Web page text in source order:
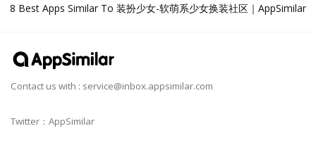
8 Best Apps Similar To 装扮少女-软萌系少女换装社区｜AppSimilar
Contact us with : service@inbox.appsimilar.com
Twitter：AppSimilar